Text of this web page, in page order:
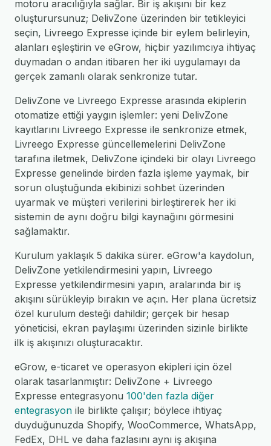
motoru aracılığıyla sağlar. Bir iş akışını bir kez
oluşturursunuz; DelivZone üzerinden bir tetikleyici
seçin, Livreego Expresse içinde bir eylem belirleyin,
alanları eşleştirin ve eGrow, hiçbir yazılımcıya ihtiyaç
duymadan o andan itibaren her iki uygulamayı da
gerçek zamanlı olarak senkronize tutar.
DelivZone ve Livreego Expresse arasında ekiplerin
otomatize ettiği yaygın işlemler: yeni DelivZone
kayıtlarını Livreego Expresse ile senkronize etmek,
Livreego Expresse güncellemelerini DelivZone
tarafına iletmek, DelivZone içindeki bir olayı Livreego
Expresse genelinde birden fazla işleme yaymak, bir
sorun oluştuğunda ekibinizi sohbet üzerinden
uyarmak ve müşteri verilerini birleştirerek her iki
sistemin de aynı doğru bilgi kaynağını görmesini
sağlamaktır.
Kurulum yaklaşık 5 dakika sürer. eGrow'a kaydolun,
DelivZone yetkilendirmesini yapın, Livreego
Expresse yetkilendirmesini yapın, aralarında bir iş
akışını sürükleyip bırakın ve açın. Her plana ücretsiz
özel kurulum desteği dahildir; gerçek bir hesap
yöneticisi, ekran paylaşımı üzerinden sizinle birlikte
ilk iş akışınızı oluşturacaktır.
eGrow, e-ticaret ve operasyon ekipleri için özel
olarak tasarlanmıştır: DelivZone + Livreego
Expresse entegrasyonu 100'den fazla diğer
entegrasyon ile birlikte çalışır; böylece ihtiyaç
duyduğunuzda Shopify, WooCommerce, WhatsApp,
FedEx, DHL ve daha fazlasını aynı iş akışına